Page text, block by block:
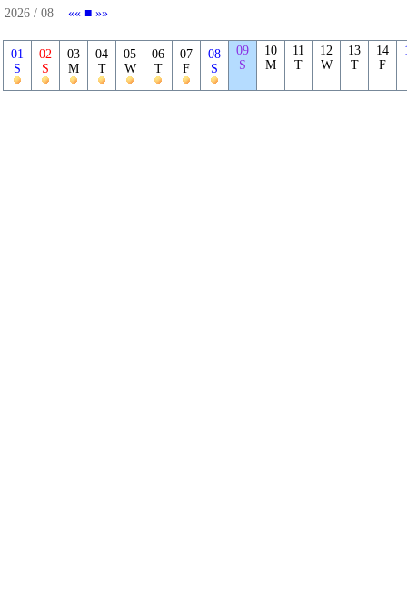
2026 / 08 «« ■ »»
01
S
02
S
03
M
04
T
05
W
06
T
07
F
08
S
09
S
10
M
11
T
12
W
13
T
14
F